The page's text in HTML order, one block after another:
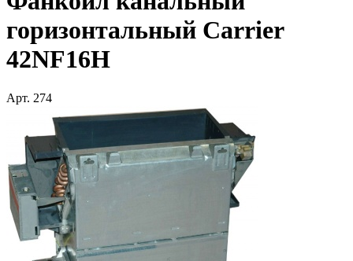
горизонтальный Carrier
42NF16H
Арт. 274